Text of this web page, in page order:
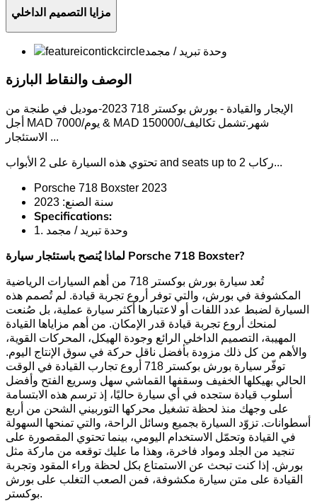
مزايا التصميم الداخلي
وحدة تبريد / مجمد
الوصف والنقاط البارزة
الإيجار والقيادة - بورش بوكستر 718 2023-موديل في طنجة من
أجل MAD 7000/يوم & MAD 150000/شهر.تشمل تكاليف
...
تحتوي هذه السيارة على 2 الأبواب and seats up to 2 ركاب...
Porsche 718 Boxster 2023
سنة الصنع: 2023
Specifications:
1. وحدة تبريد / مجمد
لماذا يُنصح باستئجار سيارة Porsche 718 Boxster?
تُعد سيارة بورش بوكستر 718 من أهم السيارات الرياضية
المكشوفة في بورش، والتي توفر أروع تجربة قيادة. لم تُصمم هذه
السيارة لضبط عدد اللفات أو لاعتبارها أكثر سيارة عملية، بل صُنعت
لمنحك أروع تجربة قيادة قدر الإمكان. من أهم مزاياها القيادة
المهيبة، التصميم الداخلي الرائع وجودة الهيكل، المحركات القوية،
والأهم من كل ذلك مزودة بأفضل ناقل حركة في سوق الإنتاج اليوم.
توفّر سيارة بورش بوكستر 718 أروع تجارب القيادة في الوقت
الحالي بهيكلها الخفيف وسقفها القماشي سهل وسريع الفتح وأفضل
أسلوب قيادة ستجده في أي سيارة حاليًا، إذ ترسم هذه الابتسامة
على وجهك منذ لحظة تشغيل محركها التوربيني الشحن من أربع
أسطوانات. تزوّد السيارة بجميع وسائل الراحة، والتي تمنحها السهولة
في القيادة وتحمّل الاستخدام اليومي، بينما تحتوي المقصورة على
تنجيد من الجلد ومواد فاخرة، وهذا ما عليك توقعه من ماركة مثل
بورش. إذا كنت تبحث عن الاستمتاع بكل لحظة وراء المقود وتجربة
القيادة على متن سيارة مكشوفة، فمن الصعب التغلب على بورش
بوكستر.